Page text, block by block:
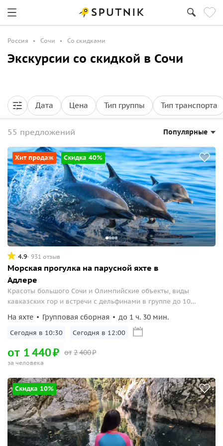
Россия Сочи Со скидками
Экскурсии со скидкой в Сочи
Дата Цена Тип группы Тип транспорта
55 предложений Популярные
Хит продаж Скидка 40%
4.9 931 отзыв
Морская прогулка на парусной яхте в
Адлере
Красоты большого Сочи и Олимпийские объекты, виды
кавказских гор и встречи с дельфинами в группе до 10
На яхте Групповая сборная до 1 ч. 30 мин.
Сегодня в 10:30 Сегодня в 12:00
от 2400₽
от 1440₽
за человека
Скидка 10%